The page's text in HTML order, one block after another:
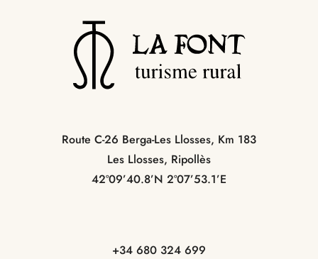
Route C-26 Berga-Les Llosses, Km 183
Les Llosses, Ripollès
42º09’40.8’N 2º07’53.1’E
+34 680 324 699